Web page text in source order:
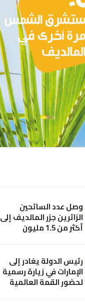
وصل عدد السائحين
الزائرين جزر المالديف إلى
أكثر من 1.5 مليون
رئيس الدولة يغادر إلى
الإمارات في زيارة رسمية
لحضور القمة العالمية